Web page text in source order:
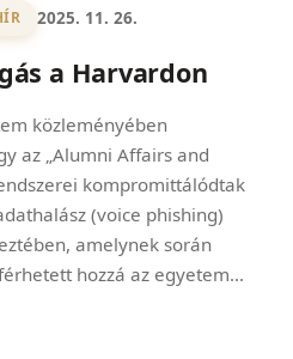
2025. 11. 26.
a Harvardon
közleményében
az „Alumni Affairs and
kompromittálódtak
(voice phishing)
amelynek során
hozzá az egyetem...